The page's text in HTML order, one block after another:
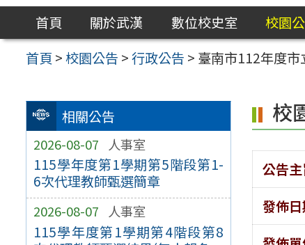
區
首頁 關於武漢 數位校史室 校園
首頁 >校園公告 >行政公告 > 臺南市112年度
相關公告
2026-08-07 人事室
115學年度第1學期第5階段第1-
6次代理教師甄選簡章
2026-08-07 人事室
115學年度第1學期第4階段第8
校
公告主
發佈